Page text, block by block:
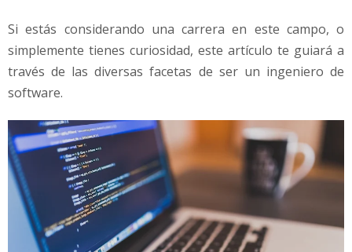
Si estás considerando una carrera en este campo, o
simplemente tienes curiosidad, este artículo te guiará a
través de las diversas facetas de ser un ingeniero de
software.